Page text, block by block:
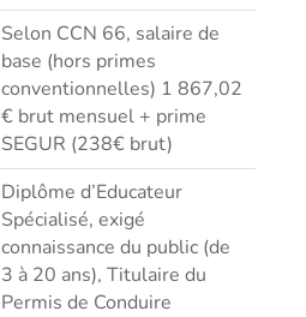
Selon CCN 66, salaire de
base (hors primes
conventionnelles) 1 867,02
€ brut mensuel + prime
SEGUR (238€ brut)
Diplôme d’Educateur
Spécialisé, exigé
connaissance du public (de
3 à 20 ans), Titulaire du
Permis de Conduire